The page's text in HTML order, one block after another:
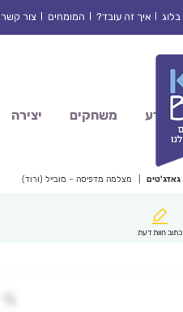
בלוג איך זה עובד? המומחים צור קשר
מדע משחקים יצירה
גאדג'טים מצלמה מדפיסה – מובייל (ורוד)
כתוב חוות דעת